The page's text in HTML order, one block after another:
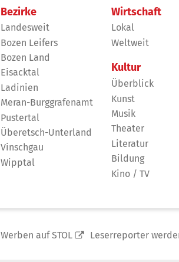
Bezirke
Landesweit
Bozen Leifers
Bozen Land
Eisacktal
Ladinien
Meran-Burggrafenamt
Pustertal
Überetsch-Unterland
Vinschgau
Wipptal
Wirtschaft
Lokal
Weltweit
Kultur
Überblick
Kunst
Musik
Theater
Literatur
Bildung
Kino / TV
Werben auf STOL Leserreporter